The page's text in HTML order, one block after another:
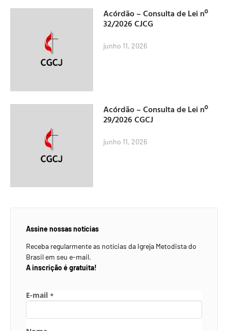
Acórdão – Consulta de Lei nº
32/2026 CJCG
junho 11, 2026
Acórdão – Consulta de Lei nº
29/2026 CGCJ
junho 11, 2026
Assine nossas notícias
Receba regularmente as notícias da Igreja Metodista do
Brasil em seu e-mail.
A inscrição é gratuita!